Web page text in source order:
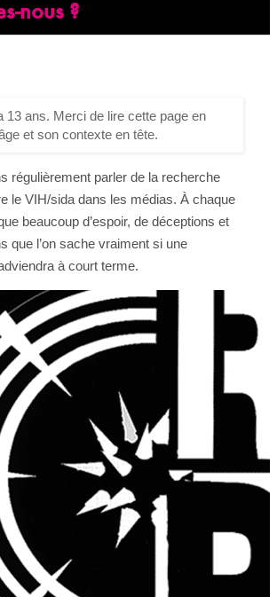
nous ?
13 ans. Merci de lire cette page en
et son contexte en tête.
régulièrement parler de la recherche
le VIH/sida dans les médias. À chaque
beaucoup d’espoir, de déceptions et
que l’on sache vraiment si une
à court terme.